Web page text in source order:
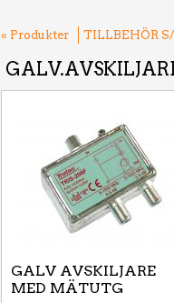
« Produkter TILLBEHÖR
GALV AVSKILJARE
MED MÄTUTG